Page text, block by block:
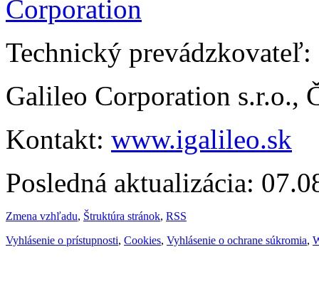
Technický prevádzkovateľ:
Galileo Corporation s.r.o.,
Kontakt: www.igalileo.sk
Posledná aktualizácia:
Zmena vzhľadu, Štruktúra stránok, RSS
Vyhlásenie o prístupnosti, Cookies, Vyhlásenie o ochrane súkromia,